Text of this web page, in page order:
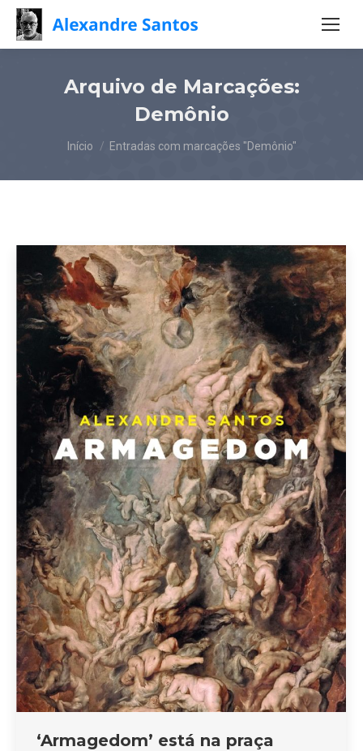
Arquivo de Marcações:
Demônio
Você está aqui:
Início Entradas com marcações "Demônio"
‘Armagedom’ está na praça